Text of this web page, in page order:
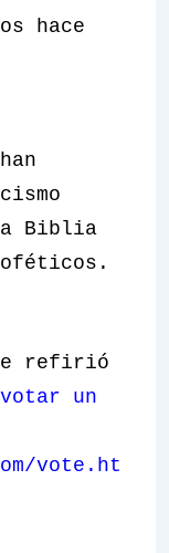
hace
Biblia
refirió
un
vote.ht